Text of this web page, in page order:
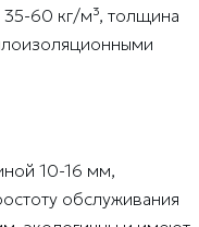
35-60 кг/м³, толщина
10-16 мм,
обслуживания